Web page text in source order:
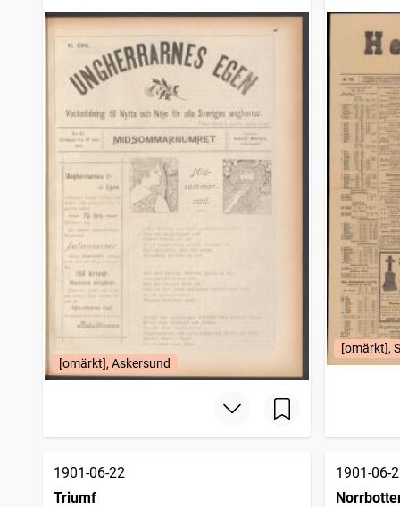
träffar
Eskilstunakuriren
1 166
träffar
Tidning för Falu län och stad
träffar
Södermanlands läns tidning
träffar
[omärkt], Askersund
[omärkt],
1901-06-22
Triumf
1901-06-